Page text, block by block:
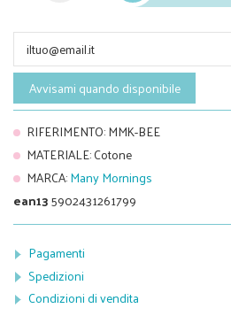
Avvisami quando disponibile
RIFERIMENTO:MMK-BEE
MATERIALE:Cotone
MARCA:Many Mornings
ean135902431261799
Pagamenti
Spedizioni
Condizioni di vendita